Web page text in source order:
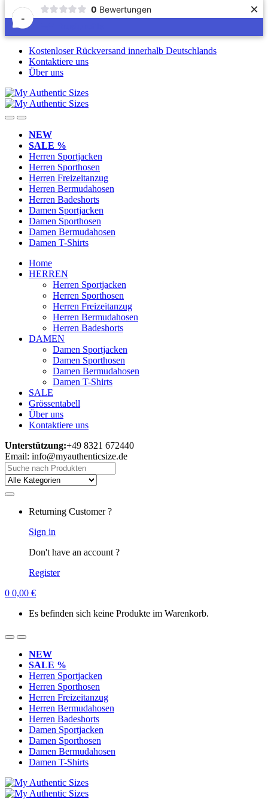
-
0 Bewertungen ×
Skip
navigation
Skip
content
Kostenloser Rückversand innerhalb Deutschlands
Kontaktiere uns
Über uns
NEW
SALE %
Herren Sportjacken
Herren Sporthosen
Herren Freizeitanzug
Herren Bermudahosen
Herren Badeshorts
Damen Sportjacken
Damen Sporthosen
Damen Bermudahosen
Damen T-Shirts
Home
HERREN
Herren Sportjacken
Herren Sporthosen
Herren Freizeitanzug
Herren Bermudahosen
Herren Badeshorts
DAMEN
Damen Sportjacken
Damen Sporthosen
Damen Bermudahosen
Damen T-Shirts
SALE
Grössentabell
Über uns
Kontaktiere uns
Unterstützung:+49 8321 672440
Email: info@myauthenticsize.de
Search
for:
Returning Customer ?
Sign in
Don't have an account ?
Register
0 0,00 €
Es befinden sich keine Produkte im Warenkorb.
NEW
SALE %
Herren Sportjacken
Herren Sporthosen
Herren Freizeitanzug
Herren Bermudahosen
Herren Badeshorts
Damen Sportjacken
Damen Sporthosen
Damen Bermudahosen
Damen T-Shirts